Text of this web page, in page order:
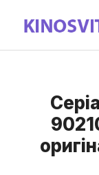
вмісту